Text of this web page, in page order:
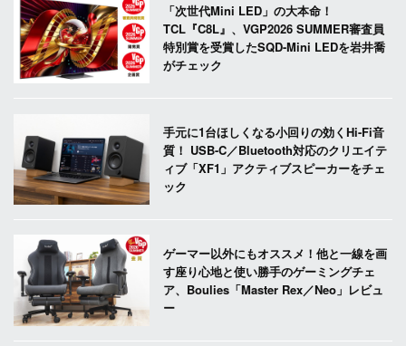
「次世代Mini LED」の大本命！
TCL『C8L』、VGP2026 SUMMER審査員
特別賞を受賞したSQD-Mini LEDを岩井喬
がチェック
手元に1台ほしくなる小回りの効くHi-Fi音
質！ USB-C／Bluetooth対応のクリエイテ
ィブ「XF1」アクティブスピーカーをチェ
ック
ゲーマー以外にもオススメ！他と一線を画
す座り心地と使い勝手のゲーミングチェ
ア、Boulies「Master Rex／Neo」レビュ
ー